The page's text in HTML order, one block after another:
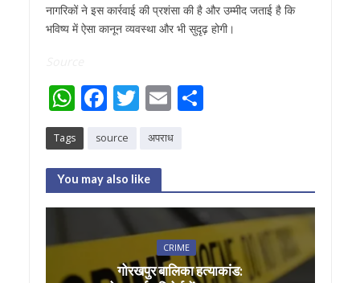
नागरिकों ने इस कार्रवाई की प्रशंसा की है और उम्मीद जताई है कि
भविष्य में ऐसा कानून व्यवस्था और भी सुदृढ़ होगी।
W
h
at
s
A
p
F
e
b
o
o
T
itt
er
E
ai
S
Tags source अपराध
You may also like
CRIME
गोरखपुर बालिका हत्याकांड: